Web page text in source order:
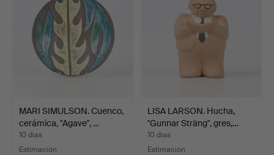
MARI SIMULSON. Cuenco,
cerámica, "Agave", …
10 días
Estimación
LISA LARSON. Hucha,
"Gunnar Sträng", gres,…
10 días
Estimación